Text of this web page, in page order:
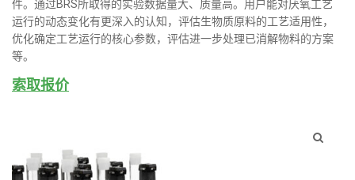
件。通过BRS所取得的实验数据量大、质量高。用户能对厌氧工艺
运行的动态变化有更深入的认知，评估生物质原料的工艺适用性，
优化确定工艺运行的核心参数，评估进一步处理已消解物料的方案
等。
索取报价